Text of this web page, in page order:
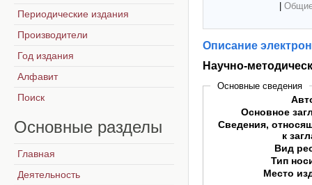
Описание
Научно-
Основные сведения
Основное
Сведения,
к
Вид
Тип
Место
Периодические издания
Производители
Год издания
Алфавит
Поиск
Основные разделы
Главная
Деятельность